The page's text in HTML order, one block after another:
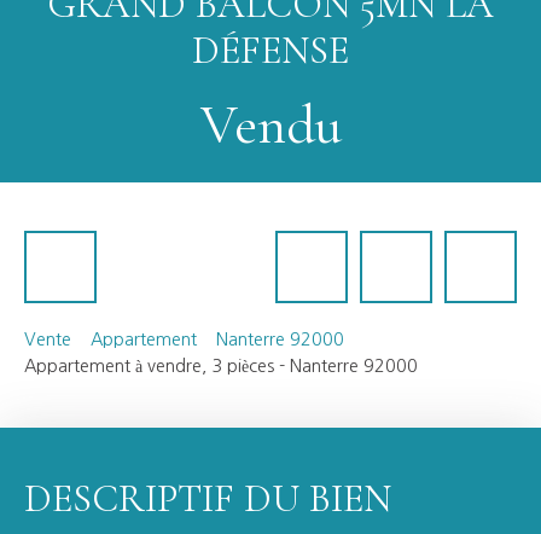
DÉFENSE
Vendu
Vente Appartement
Nanterre 92000
Appartement à vendre, 3 pièces - Nanterre 92000
DESCRIPTIF DU BIEN